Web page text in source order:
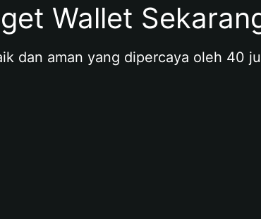
Wallet
dan aman yang dipercaya oleh 40